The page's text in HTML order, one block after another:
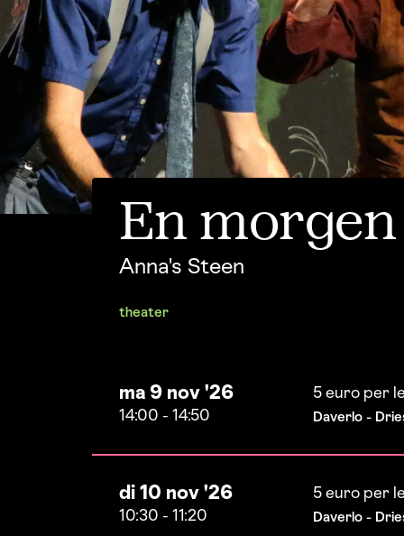
En
Anna's Steen
theater
ma 9 nov '26
14:00 - 14:50
5 euro per
Daverlo -
di 10 nov '26
10:30 - 11:20
5 euro per
Daverlo -